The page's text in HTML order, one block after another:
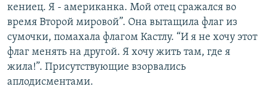
кениец. Я - американка. Мой отец сражался во
время Второй мировой”. Она вытащила флаг из
сумочки, помахала флагом Кастлу. “И я не хочу этот
флаг менять на другой. Я хочу жить там, где я
жила!”. Присутствующие взорвались
аплодисментами.